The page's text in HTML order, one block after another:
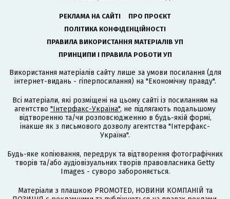
РЕКЛАМА НА САЙТІ
ПРО ПРОЄКТ
ПОЛІТИКА КОНФІДЕНЦІЙНОСТІ
ПРАВИЛА ВИКОРИСТАННЯ МАТЕРІАЛІВ УП
ПРИНЦИПИ І ПРАВИЛА РОБОТИ УП
Використання матеріалів сайту лише за умови посилання (для
інтернет-видань - гіперпосилання) на "Економічну правду".
Всі матеріали, які розміщені на цьому сайті із посиланням на
агентство "Інтерфакс-Україна", не підлягають подальшому
відтворенню та/чи розповсюдженню в будь-якій формі,
інакше як з письмового дозволу агентства "Інтерфакс-
Україна".
Будь-яке копіювання, передрук та відтворення фотографічних
творів та/або аудіовізуальних творів правовласника Getty
Images - суворо забороняється.
Матеріали з плашкою PROMOTED, НОВИНИ КОМПАНІЙ та